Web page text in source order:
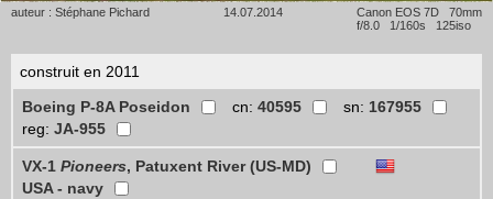
auteur : Stéphane Pichard 14.07.2014
Canon EOS 7D 70mm
f/8.0 1/160s 125iso
construit en 2011
Boeing P-8A Poseidon
cn: 40595 sn: 167955
reg: JA-955
VX-1 Pioneers, Patuxent River (US-MD)
USA - navy